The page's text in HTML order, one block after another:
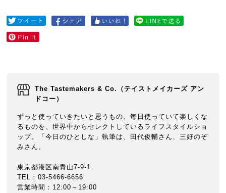
The Tastemakers & Co.（テイストメイカーズ アン
ドコー）
ずっと使っていきたいと思うもの、毎日使っていて楽しくな
るものを、世界中からセレクトしているライフスタイルショ
ップ。「今日のひとしな」執筆は、田代俊輔さん、三好のぞ
みさん。
東京都港区南青山7-9-1
TEL：03-5466-6656
営業時間：12:00～19:00